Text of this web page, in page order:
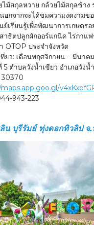
ไม้สกุลหวาย กล้วยไม้สกุลช้าง
อกจากจะได้ชมความงดงามข
ย์เรียนรู้เพื่อพัฒนาการเกษตร
าธิตปลูกผักออร์แกนิค ไร่กาแ
OTOP ประจำจังหวัด
ยว: เดือนพฤศจิกายน – มีนาค
5 ตำบลวังน้ำเขียว อำเภอวังน้
943-223
ลิน บุรีรัมย์ ทุ่งดอกทิวลิป จ